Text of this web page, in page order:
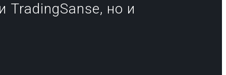
TradingSanse, но и